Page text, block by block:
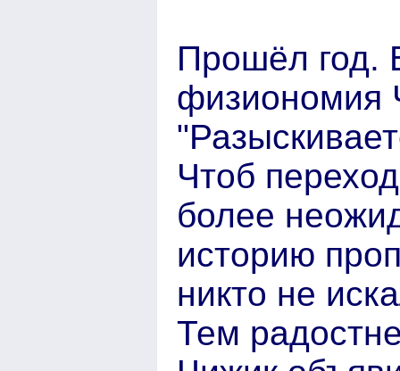
Прошёл год.
физиономия
Чтоб
более
историю
никто не
Тем